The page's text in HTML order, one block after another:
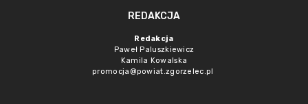
REDAKCJA
Redakcja
Paweł Paluszkiewicz
Kamila Kowalska
promocja@powiat.zgorzelec.pl